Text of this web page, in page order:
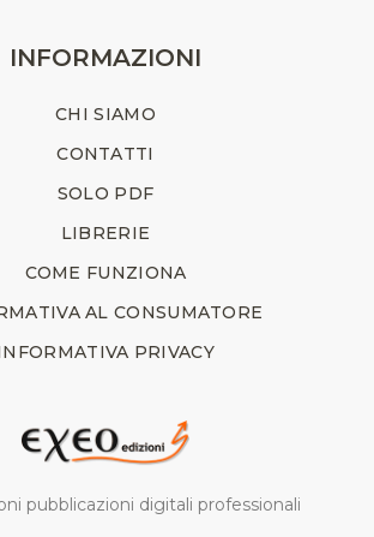
INFORMAZIONI
CHI SIAMO
CONTATTI
SOLO PDF
LIBRERIE
COME FUNZIONA
AL CONSUMATORE
PRIVACY
pubblicazioni digitali professionali